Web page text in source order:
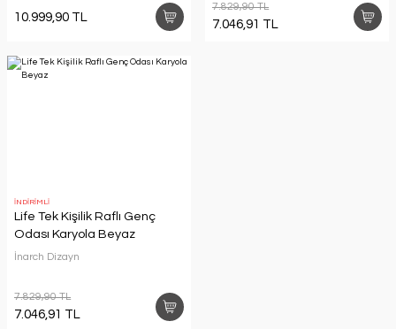
10.999,90 TL
7.829,90 TL
7.046,91 TL
İNDİRİMLİ
Life Tek Kişilik Raflı Genç
Odası Karyola Beyaz
İnarch Dizayn
7.829,90 TL
7.046,91 TL